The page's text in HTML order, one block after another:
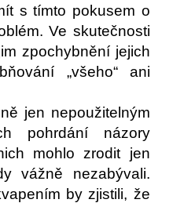
s tímto pokusem o
Ve skutečnosti
zpochybnění jejich
„všeho“ ani
jen nepoužitelným
pohrdání názory
mohlo zrodit jen
vážně nezabývali.
by zjistili, že